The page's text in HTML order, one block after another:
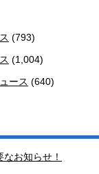
(793)
(1,004)
ース (640)
お知らせ！